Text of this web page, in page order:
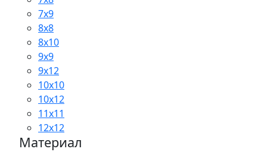
7x9
8x8
8x10
9x9
9x12
10x10
10x12
11x11
12x12
Материал